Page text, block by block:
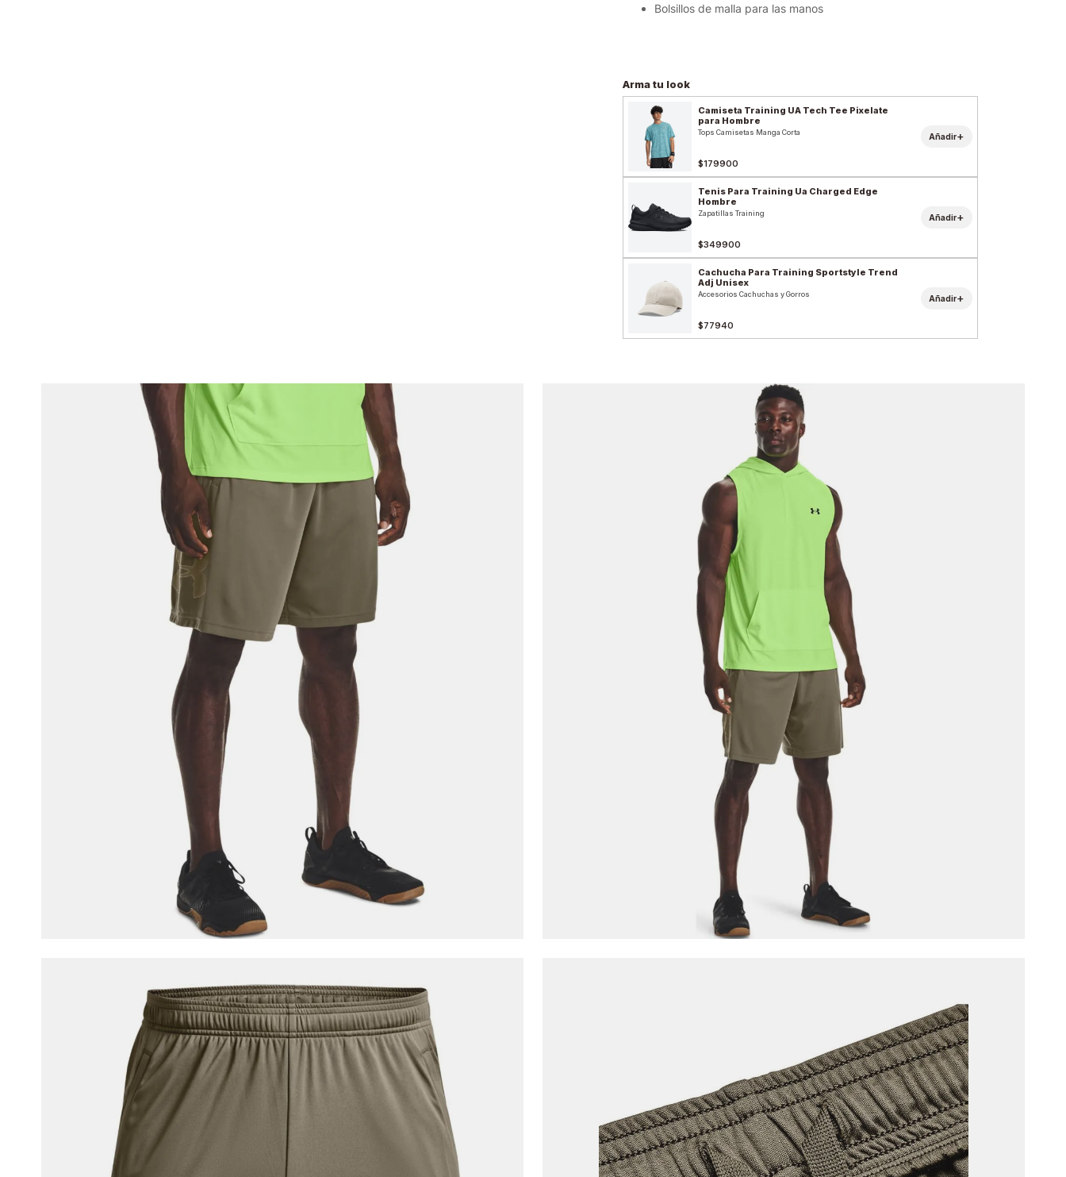
Bolsillos de malla para las manos
Arma tu look
Camiseta Training UA Tech Tee Pixelate
para Hombre
Tops Camisetas Manga Corta
$179900
Añadir+
Tenis Para Training Ua Charged Edge
Hombre
Zapatillas Training
$349900
Añadir+
Cachucha Para Training Sportstyle Trend
Adj Unisex
Accesorios Cachuchas y Gorros
$77940
Añadir+